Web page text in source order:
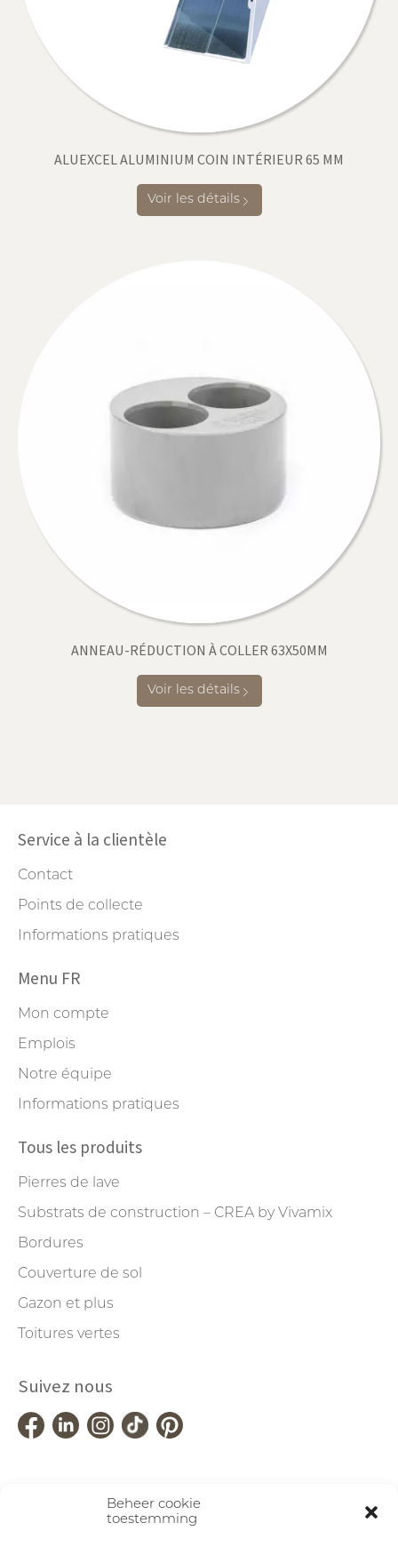
Beheer cookie
toestemming
ALUEXCEL ALUMINIUM COIN INTÉRIEUR 65 MM
Voir les détails
ANNEAU-RÉDUCTION À COLLER 63X50MM
Voir les détails
Service à la clientèle
Contact
Points de collecte
Informations pratiques
Menu FR
Mon compte
Emplois
Notre équipe
Informations pratiques
Tous les produits
Pierres de lave
Substrats de construction – CREA by Vivamix
Bordures
Couverture de sol
Gazon et plus
Toitures vertes
Suivez nous